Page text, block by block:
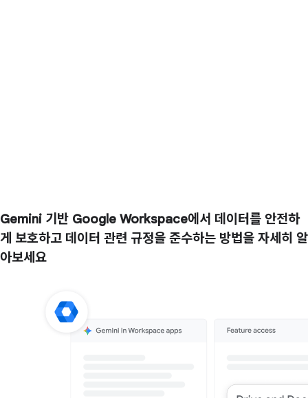
Gemini 기반 Google Workspace에서 데이터를 안전하
게 보호하고 데이터 관련 규정을 준수하는 방법을 자세히 알
아보세요